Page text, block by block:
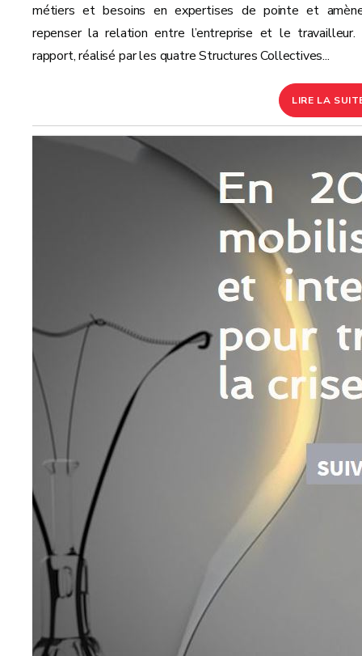
métiers et besoins en expertises de pointe et
repenser la relation entre l’entreprise et le travailleur.
rapport, réalisé par les quatre Structures Collectives...
LIRE LA